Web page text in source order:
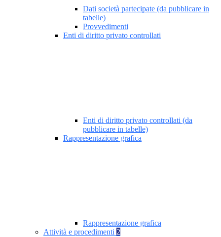
Dati società partecipate (da pubblicare in
tabelle)
Provvedimenti
Enti di diritto privato controllati
Enti di diritto privato controllati (da
pubblicare in tabelle)
Rappresentazione grafica
Rappresentazione grafica
Attività e procedimenti 2